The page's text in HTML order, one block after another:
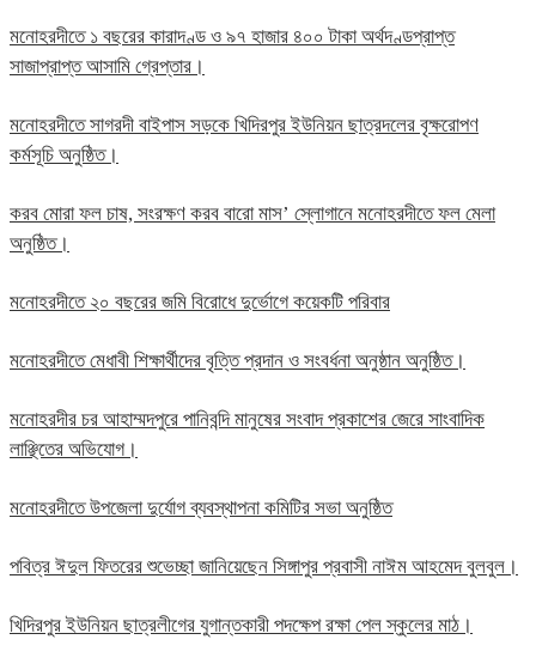
মনোহরদীতে ১ বছরের কারাদণ্ড ও ৯৭ হাজার ৪০০ টাকা অর্থদণ্ডপ্রাপ্ত
সাজাপ্রাপ্ত আসামি গ্রেপ্তার।
মনোহরদীতে সাগরদী বাইপাস সড়কে খিদিরপুর ইউনিয়ন ছাত্রদলের বৃক্ষরোপণ
কর্মসূচি অনুষ্ঠিত।
করব মোরা ফল চাষ, সংরক্ষণ করব বারো মাস’ স্লোগানে মনোহরদীতে ফল মেলা
অনুষ্ঠিত।
মনোহরদীতে ২০ বছরের জমি বিরোধে দুর্ভোগে কয়েকটি পরিবার
মনোহরদীতে মেধাবী শিক্ষার্থীদের বৃত্তি প্রদান ও সংবর্ধনা অনুষ্ঠান অনুষ্ঠিত।
মনোহরদীর চর আহাম্মদপুরে পানিবন্দি মানুষের সংবাদ প্রকাশের জেরে সাংবাদিক
লাঞ্ছিতের অভিযোগ।
মনোহরদীতে উপজেলা দুর্যোগ ব্যবস্থাপনা কমিটির সভা অনুষ্ঠিত
পবিত্র ঈদুল ফিতরের শুভেচ্ছা জানিয়েছেন সিঙ্গাপুর প্রবাসী নাঈম আহমেদ বুলবুল।
খিদিরপুর ইউনিয়ন ছাত্রলীগের যুগান্তকারী পদক্ষেপ রক্ষা পেল স্কুলের মাঠ।